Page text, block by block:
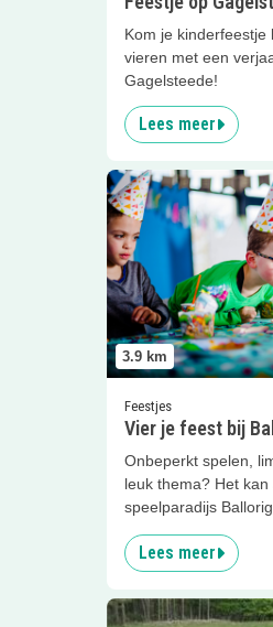
Kom je kinderfeestje
vieren met een
Gagelsteede!
Lees meer
3.9 km
Feestjes
Vier je feest bij
Onbeperkt spelen,
leuk thema? Het
speelparadijs
Lees meer
Lees meer Vier je
Lees meer Scouting